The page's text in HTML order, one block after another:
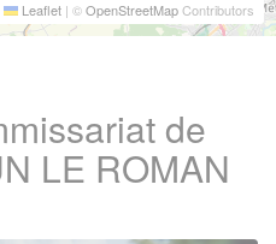
Leaflet | ©OpenStreetMapContributors
de
LE ROMAN